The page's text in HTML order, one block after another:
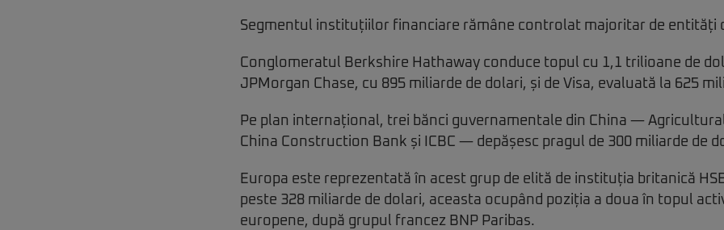
Segmentul instituțiilor financiare rămâne controlat majoritar de entități
Conglomeratul Berkshire Hathaway conduce topul cu 1,1 trilioane de
JPMorgan Chase, cu 895 miliarde de dolari, și de Visa, evaluată la 625
Pe plan internațional, trei bănci guvernamentale din China —
China Construction Bank și ICBC — depășesc pragul de 300 miliarde de
Europa este reprezentată în acest grup de elită de instituția britanică
peste 328 miliarde de dolari, aceasta ocupând poziția a doua în topul
europene, după grupul francez BNP Paribas.